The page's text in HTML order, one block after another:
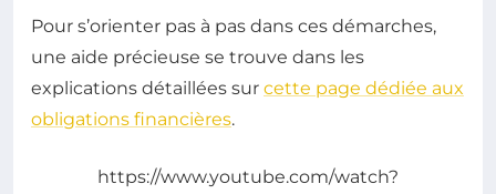
Pour s’orienter pas à pas dans ces démarches,
une aide précieuse se trouve dans les
explications détaillées sur cette page dédiée aux
obligations financières.
https://www.youtube.com/watch?